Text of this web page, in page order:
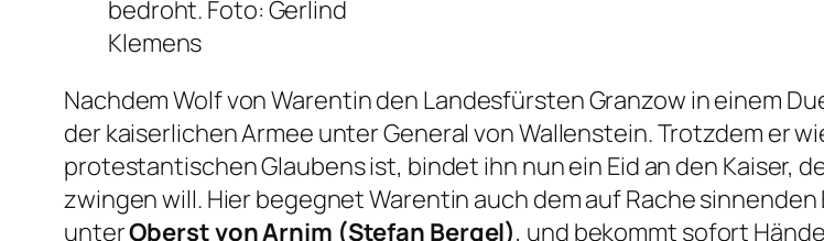
bedroht. Foto: Gerlind
Klemens
Nachdem Wolf von Warentin den Landesfürsten Granzow in einem
der kaiserlichen Armee unter General von Wallenstein. Trotzdem er
protestantischen Glaubens ist, bindet ihn nun ein Eid an den Kaiser,
zwingen will. Hier begegnet Warentin auch dem auf Rache sinnenden
unterOberst von Arnim (Stefan Bergel), und bekommt sofort